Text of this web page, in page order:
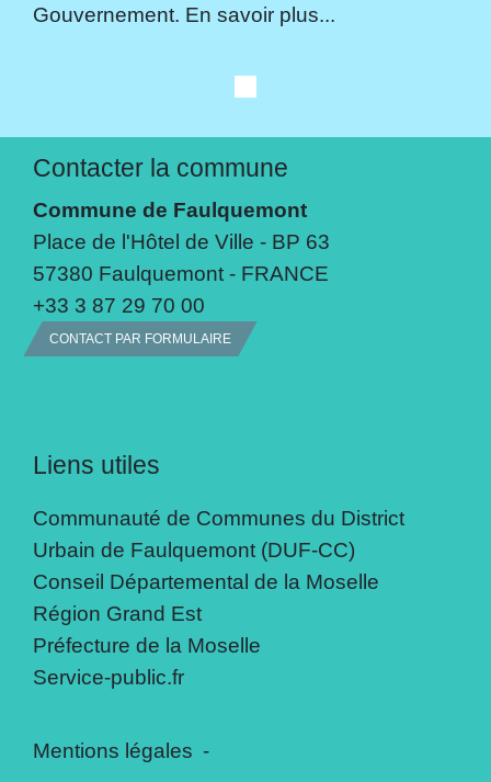
Gouvernement. En savoir plus...
Contacter la commune
Commune de Faulquemont
Place de l'Hôtel de Ville - BP 63
57380 Faulquemont - FRANCE
+33 3 87 29 70 00
CONTACT PAR FORMULAIRE
Liens utiles
Communauté de Communes du District
Urbain de Faulquemont (DUF-CC)
Conseil Départemental de la Moselle
Région Grand Est
Préfecture de la Moselle
Service-public.fr
Mentions légales -